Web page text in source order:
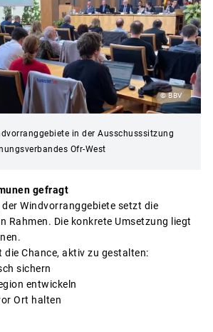
© BBV
in der Ausschusssitzung
Ofr-West
gefragt
Windvorranggebiete setzt die
Rahmen. Die konkrete Umsetzung liegt
die Chance, aktiv zu gestalten:
sichern
entwickeln
Ort halten